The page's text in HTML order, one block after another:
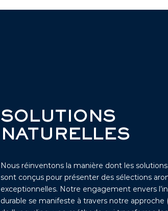
SOLUTIONS
NATURELLES
Nous réinventons la manière dont les
sont conçus pour présenter des sélections
exceptionnelles. Notre engagement envers
durable se manifeste à travers notre approche